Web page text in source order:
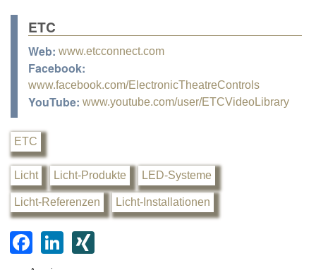
ETC
Web: www.etcconnect.com
Facebook:
www.facebook.com/ElectronicTheatreControls
YouTube: www.youtube.com/user/ETCVideoLibrary
ETC
Licht Licht-Produkte LED-Systeme
Licht-Referenzen Licht-Installationen
F
a
Li